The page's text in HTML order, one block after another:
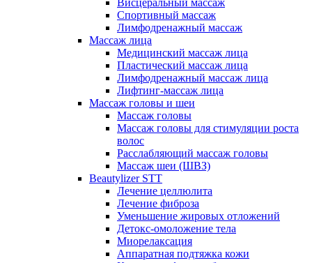
Висцеральный массаж
Спортивный массаж
Лимфодренажный массаж
Массаж лица
Медицинский массаж лица
Пластический массаж лица
Лимфодренажный массаж лица
Лифтинг-массаж лица
Массаж головы и шеи
Массаж головы
Массаж головы для стимуляции роста
волос
Расслабляющий массаж головы
Массаж шеи (ШВЗ)
Beautylizer STT
Лечение целлюлита
Лечение фиброза
Уменьшение жировых отложений
Детокс-омоложение тела
Миорелаксация
Аппаратная подтяжка кожи